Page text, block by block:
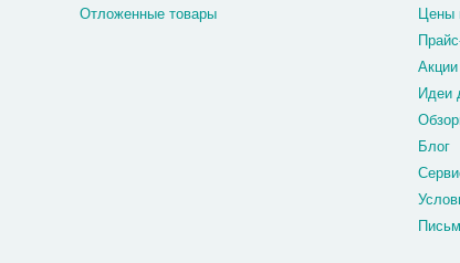
Отложенные товары
Цены
Акции
Идеи
Блог